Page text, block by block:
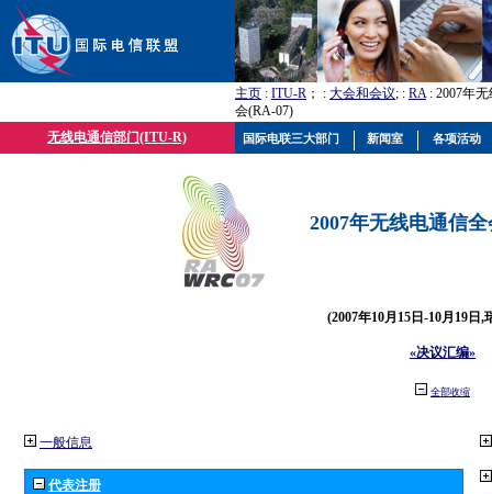
主页 : ITU-R ； : 大会和会议; : RA: 2007年
会(RA-07)
无线电通信部门(ITU-R)
2007年无线电通信
(2007年10月15日-10月19日,
«决议汇编»
全部收缩
一般信息
代表注册
国际电联三大部门 新闻室 各项活动